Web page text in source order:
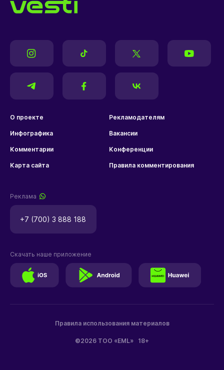
О проекте Рекламодателям
Инфографика Вакансии
Комментарии Конференции
Карта сайта Правила комментирования
Реклама
+7 (700) 3 888 188
©2026 ТОО «EML» 18+
Правила использования материалов
Скачать наше приложение